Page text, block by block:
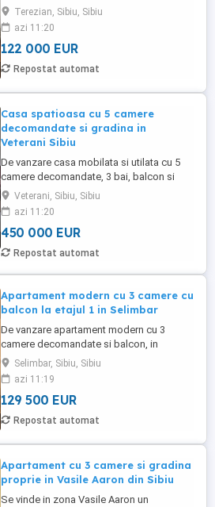
situat la parterul inalt al unui imobil din
Sibiu, zona Terezian. Locuinta dispune de
pivnita la subsol si are suprafata utila de
66 mp, impartiti astfel: la intrare se afla un
hol cu cuier, de aici se face accesul intr-o
camera ...
Terezian, Sibiu, Sibiu
azi 11:20
122 000 EUR
Repostat automat
Casa spatioasa cu 5 camere
decomandate si gradina in
Veterani Sibiu
De vanzare casa mobilata si utilata cu 5
camere decomandate, 3 bai, balcon si
terasa, dispusa pe Parter + Etaj + Pod,
amplasata pe un teren de 500 mp,
localizata in zona Veterani. Curtea libera a
casei insumeaza 300 mp cu deschidere
de 20 m si dispune de acces auto cu
poarta automatizata, curtea dispune ...
Veterani, Sibiu, Sibiu
azi 11:20
450 000 EUR
Repostat automat
Apartament modern cu 3 camere cu
balcon la etajul 1 in Selimbar
De vanzare apartament modern cu 3
camere decomandate si balcon, in
suprafata totala de 66 mp, situat la etajul
intermediar 1 al unui imobil edificat in anul
2020 situat in Selimbar. Locuinta se afla la
etajul intermediar 1 al unui Imobil cu doar
3 nivele si doar 3 apartamente pe etaj si
face parte dintr-un ...
Selimbar, Sibiu, Sibiu
azi 11:19
129 500 EUR
Repostat automat
Apartament cu 3 camere si gradina
proprie in Vasile Aaron din Sibiu
Se vinde in zona Vasile Aaron un